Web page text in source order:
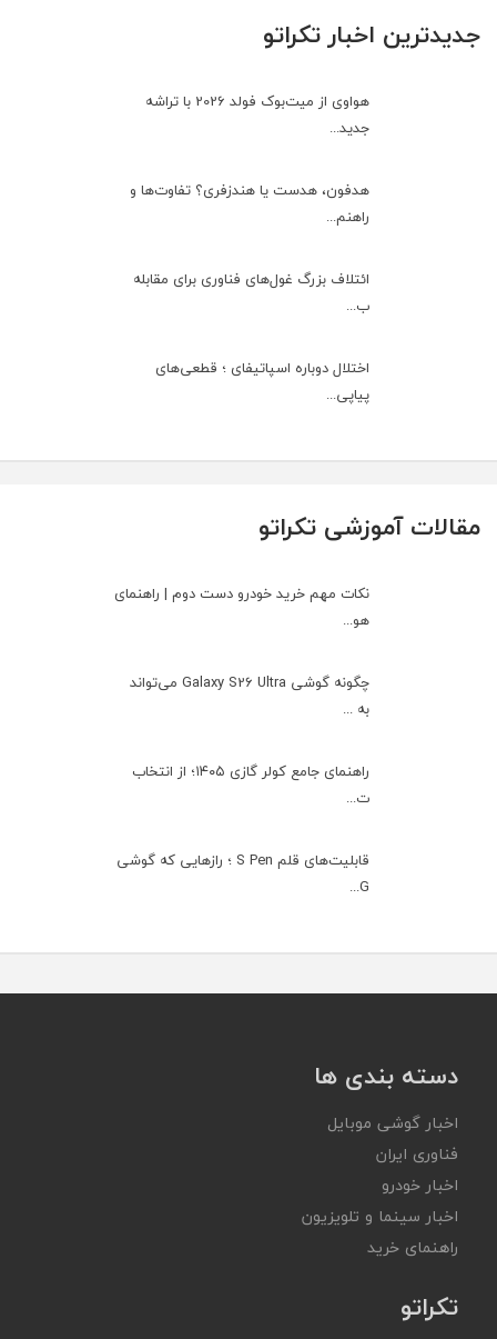
جدیدترین اخبار تکراتو
هواوی از میت‌بوک فولد 2026 با تراشه
جدید...
هدفون، هدست یا هندزفری؟ تفاوت‌ها و
راهنم...
ائتلاف بزرگ غول‌های فناوری برای مقابله
ب...
اختلال دوباره اسپاتیفای ؛ قطعی‌های
پیاپی...
مقالات آموزشی تکراتو
نکات مهم خرید خودرو دست دوم | راهنمای
هو...
چگونه گوشی Galaxy S26 Ultra می‌تواند
به ...
راهنمای جامع کولر گازی ۱۴۰۵؛ از انتخاب
ت...
قابلیت‌های قلم S Pen ؛ رازهایی که گوشی
G...
دسته بندی ها
اخبار گوشی موبایل
فناوری ایران
اخبار خودرو
اخبار سینما و تلویزیون
راهنمای خرید
تکراتو